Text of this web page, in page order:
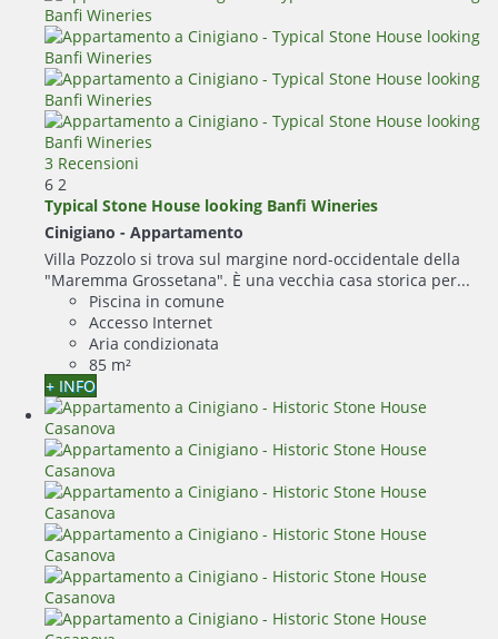
3 Recensioni
6 2
Typical Stone House looking Banfi Wineries
Cinigiano - Appartamento
Villa Pozzolo si trova sul margine nord-occidentale della
"Maremma Grossetana". È una vecchia casa storica per...
Piscina in comune
Accesso Internet
Aria condizionata
85 m²
+ INFO